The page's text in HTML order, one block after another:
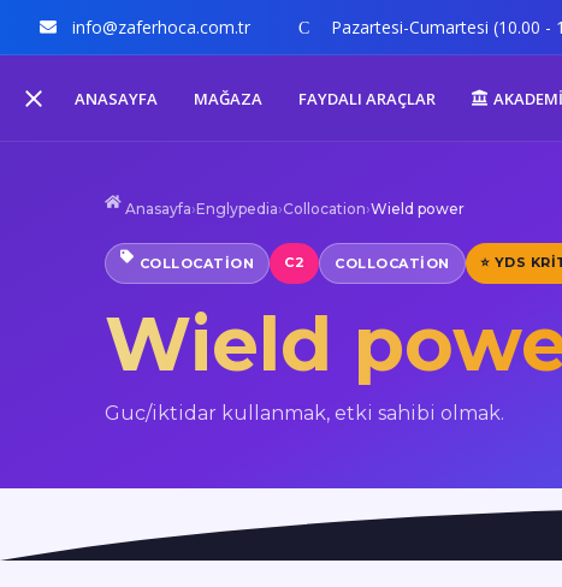
info@zaferhoca.com.tr Pazartesi-Cumartesi (10.00 -
ANASAYFA MAĞAZA FAYDALI ARAÇLAR
Anasayfa›Englypedia›Collocation›Wield power
COLLOCATION C2 COLLOCATION ⭐ YDS
Wield
Guc/iktidar kullanmak, etki sahibi olmak.